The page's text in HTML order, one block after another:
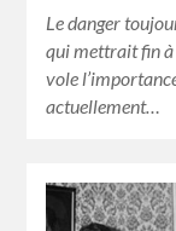
Le danger
qui mettrait fin à
vole
actuellement…